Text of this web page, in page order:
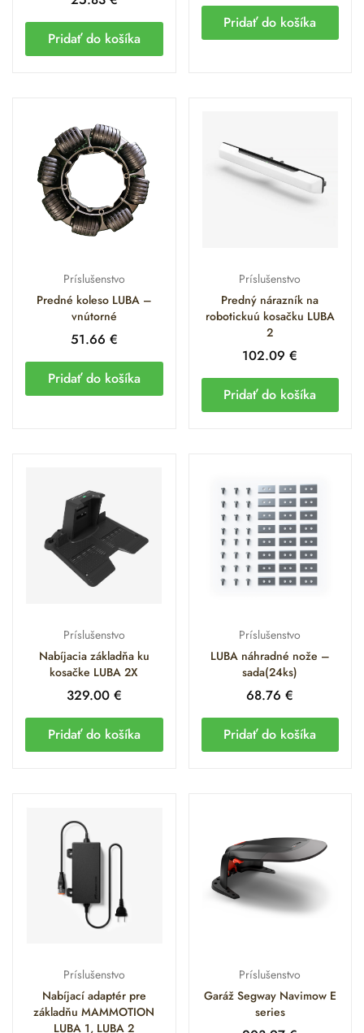
Pridať do košíka
Pridať do košíka
Príslušenstvo
Predné koleso LUBA –
vnútorné
51.66 €
Pridať do košíka
Príslušenstvo
Predný nárazník na
robotickuú kosačku LUBA
2
102.09€
Pridať do košíka
Príslušenstvo
Nabíjacia základňa ku
kosačke LUBA 2X
329.00 €
Pridať do košíka
Príslušenstvo
LUBA náhradné nože –
sada(24ks)
68.76€
Pridať do košíka
Príslušenstvo
Nabíjací adaptér pre
základňu MAMMOTION
LUBA 1, LUBA 2
Príslušenstvo
Garáž Segway Navimow E
series